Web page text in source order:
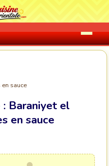
sauce
Baraniyet el
en sauce